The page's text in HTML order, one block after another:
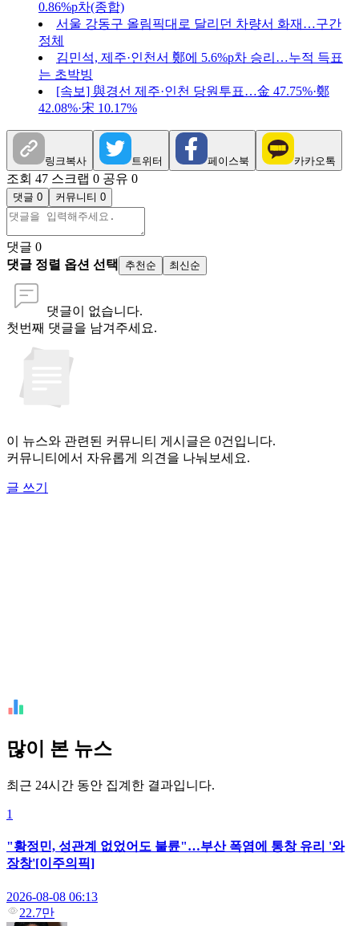
0.86%p차(종합)
서울 강동구 올림픽대로 달리던 차량서 화재…구간
정체
김민석, 제주·인천서 鄭에 5.6%p차 승리…누적 득표
는 초박빙
[속보] 與경선 제주·인천 당원투표…金 47.75%·鄭
42.08%·宋 10.17%
링크복사 트위터 페이스북 카카오톡
조회 47 스크랩 0 공유 0
댓글 0 커뮤니티 0
댓글 0
댓글 정렬 옵션 선택
추천순 최신순
댓글이 없습니다.
첫번째 댓글을 남겨주세요.
이 뉴스와 관련된 커뮤니티 게시글은 0건입니다.
커뮤니티에서 자유롭게 의견을 나눠보세요.
글 쓰기
많이 본 뉴스
최근 24시간 동안 집계한 결과입니다.
1
"황정민, 성관계 없었어도 불륜"…부산 폭염에 통창 유리 '와
장창'[이주의픽]
2026-08-08 06:13
22.7만